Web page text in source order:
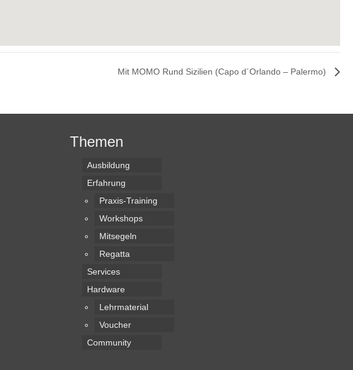
Mit MOMO Rund Sizilien (Capo d´Orlando – Palermo)
Themen
Ausbildung
Erfahrung
Praxis-Training
Workshops
Mitsegeln
Regatta
Services
Hardware
Lehrmaterial
Voucher
Community